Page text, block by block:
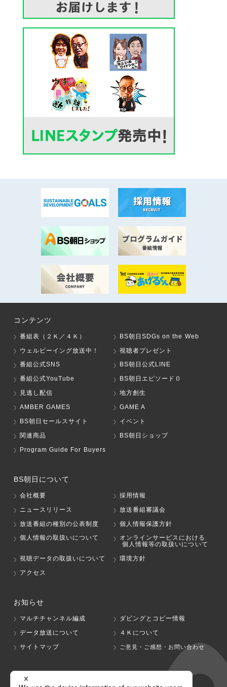
コンテンツ
番組表（２Ｋ／４Ｋ）
BS朝日SDGs on the Web
ウェルビーイング放送中！
視聴者プレゼント
番組公式SNS
BS朝日公式LINE
番組公式YouTube
BS朝日エピソード０
見逃し配信
地方創生
AMBER GAMES
GAME A
BS朝日セールスサイト
イベント
関連商品
BS朝日ショップ
Program Guide For Buyers
BS朝日について
会社概要
採用情報
ニュースリリース
放送番組審議会
放送番組の種別の公表制度
個人情報保護方針
個人情報の取扱いについて
オンラインサービスにおける
個人情報等の取扱いについて
視聴データの取扱いについて
環境方針
アクセス
お知らせ
マルチチャンネル編成
ダビングとコピー情報
データ放送について
４Ｋについて
サイトマップ
ご意見・ご感想・お問い合わせ
グループ会社